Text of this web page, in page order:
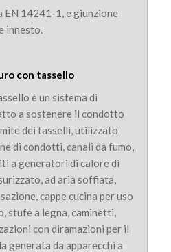
EN 14241-1, e giunzione
innesto.
con tassello
è un sistema di
a sostenere il condotto
dei tasselli, utilizzato
di condotti, canali da fumo,
a generatori di calore di
ad aria soffiata,
cappe cucina per uso
stufe a legna, caminetti,
con diramazioni per il
generata da apparecchi a